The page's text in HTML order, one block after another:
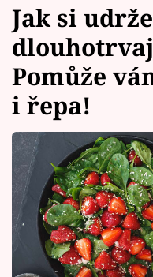
Témata
Celebrity
Vztahy
Seriály
Horoskopy
Sledujte prima+
Jak si
Pomůže
i řepa!